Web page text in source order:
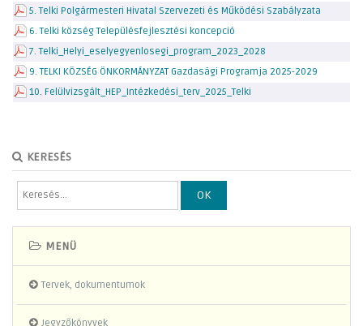
5. Telki Polgármesteri Hivatal Szervezeti és Működési Szabályzata
6. Telki község Településfejlesztési koncepció
7. Telki_Helyi_eselyegyenlosegi_program_2023_2028
9. TELKI KÖZSÉG ÖNKORMÁNYZAT Gazdasági Programja 2025-2029
10. Felülvizsgált_HEP_Intézkedési_terv_2025_Telki
KERESÉS
OK
MENÜ
Tervek, dokumentumok
Jegyzőkönyvek